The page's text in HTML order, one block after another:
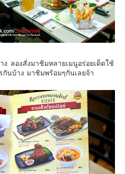
ลองสั่งมาชิมหลายเมนูอร่อยเด็ดใช้
กันบ้าง มาชิมพร้อมๆกันเลยจ้า